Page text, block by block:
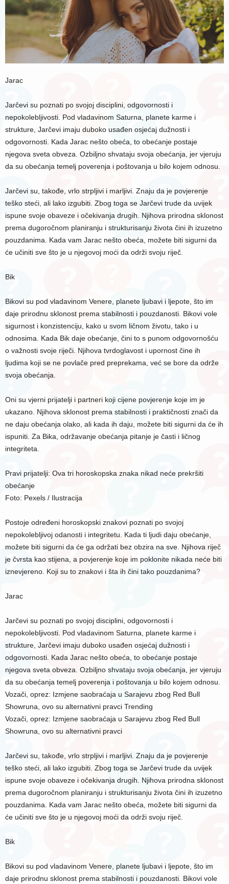
Jarac
Jarčevi su poznati po svojoj disciplini, odgovornosti i
nepokolebljivosti. Pod vladavinom Saturna, planete karme i
strukture, Jarčevi imaju duboko usađen osjećaj dužnosti i
odgovornosti. Kada Jarac nešto obeća, to obećanje postaje
njegova sveta obveza. Ozbiljno shvataju svoja obećanja, jer vjeruju
da su obećanja temelj poverenja i poštovanja u bilo kojem odnosu.
Jarčevi su, takođe, vrlo strpljivi i marljivi. Znaju da je povjerenje
teško steći, ali lako izgubiti. Zbog toga se Jarčevi trude da uvijek
ispune svoje obaveze i očekivanja drugih. Njihova prirodna sklonost
prema dugoročnom planiranju i strukturisanju života čini ih izuzetno
pouzdanima. Kada vam Jarac nešto obeća, možete biti sigurni da
će učiniti sve što je u njegovoj moći da održi svoju riječ.
Bik
Bikovi su pod vladavinom Venere, planete ljubavi i ljepote, što im
daje prirodnu sklonost prema stabilnosti i pouzdanosti. Bikovi vole
sigurnost i konzistenciju, kako u svom ličnom životu, tako i u
odnosima. Kada Bik daje obećanje, čini to s punom odgovornošću
o važnosti svoje riječi. Njihova tvrdoglavost i upornost čine ih
ljudima koji se ne povlače pred preprekama, već se bore da održe
svoja obećanja.
Oni su vjerni prijatelji i partneri koji cijene povjerenje koje im je
ukazano. Njihova sklonost prema stabilnosti i praktičnosti znači da
ne daju obećanja olako, ali kada ih daju, možete biti sigurni da će ih
ispuniti. Za Bika, održavanje obećanja pitanje je časti i ličnog
integriteta.
Pravi prijatelji: Ova tri horoskopska znaka nikad neće prekršiti
obećanje
Foto: Pexels / Ilustracija
Postoje određeni horoskopski znakovi poznati po svojoj
nepokolebljivoj odanosti i integritetu. Kada ti ljudi daju obećanje,
možete biti sigurni da će ga održati bez obzira na sve. Njihova riječ
je čvrsta kao stijena, a povjerenje koje im poklonite nikada neće biti
iznevjereno. Koji su to znakovi i šta ih čini tako pouzdanima?
Jarac
Jarčevi su poznati po svojoj disciplini, odgovornosti i
nepokolebljivosti. Pod vladavinom Saturna, planete karme i
strukture, Jarčevi imaju duboko usađen osjećaj dužnosti i
odgovornosti. Kada Jarac nešto obeća, to obećanje postaje
njegova sveta obveza. Ozbiljno shvataju svoja obećanja, jer vjeruju
da su obećanja temelj poverenja i poštovanja u bilo kojem odnosu.
Vozači, oprez: Izmjene saobraćaja u Sarajevu zbog Red Bull
Showruna, ovo su alternativni pravci Trending
Vozači, oprez: Izmjene saobraćaja u Sarajevu zbog Red Bull
Showruna, ovo su alternativni pravci
Jarčevi su, takođe, vrlo strpljivi i marljivi. Znaju da je povjerenje
teško steći, ali lako izgubiti. Zbog toga se Jarčevi trude da uvijek
ispune svoje obaveze i očekivanja drugih. Njihova prirodna sklonost
prema dugoročnom planiranju i strukturisanju života čini ih izuzetno
pouzdanima. Kada vam Jarac nešto obeća, možete biti sigurni da
će učiniti sve što je u njegovoj moći da održi svoju riječ.
Bik
Bikovi su pod vladavinom Venere, planete ljubavi i ljepote, što im
daje prirodnu sklonost prema stabilnosti i pouzdanosti. Bikovi vole